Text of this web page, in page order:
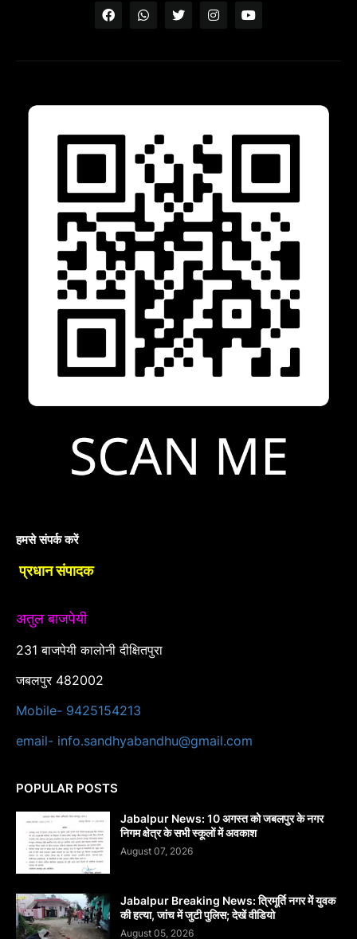
हमसे संपर्क करें
प्रधान संपादक
अतुल बाजपेयी
231 बाजपेयी कालोनी दीक्षितपुरा
जबलपुर 482002
Mobile- 9425154213
email- info.sandhyabandhu@gmail.com
POPULAR POSTS
Jabalpur News: 10 अगस्त को जबलपुर के नगर
निगम क्षेत्र के सभी स्कूलों में अवकाश
August 07, 2026
Jabalpur Breaking News: त्रिमूर्ति नगर में युवक
की हत्या, जांच में जुटी पुलिस; देखें वीडियो
August 05, 2026